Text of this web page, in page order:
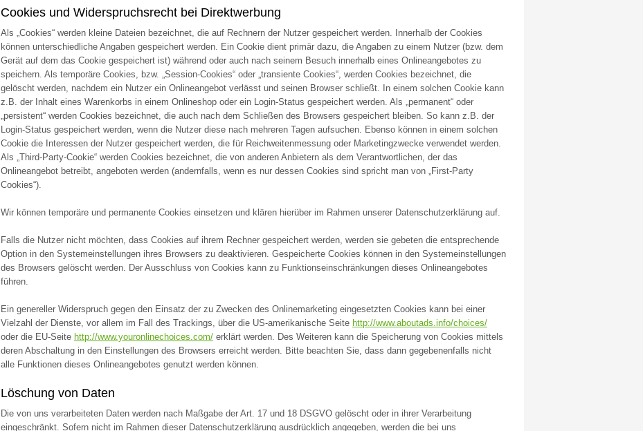
Cookies und Widerspruchsrecht bei Direktwerbung
Als „Cookies“ werden kleine Dateien bezeichnet, die auf Rechnern der Nutzer gespeichert werden. Innerhalb der Cookies
können unterschiedliche Angaben gespeichert werden. Ein Cookie dient primär dazu, die Angaben zu einem Nutzer (bzw. dem
Gerät auf dem das Cookie gespeichert ist) während oder auch nach seinem Besuch innerhalb eines Onlineangebotes zu
speichern. Als temporäre Cookies, bzw. „Session-Cookies“ oder „transiente Cookies“, werden Cookies bezeichnet, die
gelöscht werden, nachdem ein Nutzer ein Onlineangebot verlässt und seinen Browser schließt. In einem solchen Cookie kann
z.B. der Inhalt eines Warenkorbs in einem Onlineshop oder ein Login-Status gespeichert werden. Als „permanent“ oder
„persistent“ werden Cookies bezeichnet, die auch nach dem Schließen des Browsers gespeichert bleiben. So kann z.B. der
Login-Status gespeichert werden, wenn die Nutzer diese nach mehreren Tagen aufsuchen. Ebenso können in einem solchen
Cookie die Interessen der Nutzer gespeichert werden, die für Reichweitenmessung oder Marketingzwecke verwendet werden.
Als „Third-Party-Cookie“ werden Cookies bezeichnet, die von anderen Anbietern als dem Verantwortlichen, der das
Onlineangebot betreibt, angeboten werden (andernfalls, wenn es nur dessen Cookies sind spricht man von „First-Party
Cookies“).
Wir können temporäre und permanente Cookies einsetzen und klären hierüber im Rahmen unserer Datenschutzerklärung auf.
Falls die Nutzer nicht möchten, dass Cookies auf ihrem Rechner gespeichert werden, werden sie gebeten die entsprechende
Option in den Systemeinstellungen ihres Browsers zu deaktivieren. Gespeicherte Cookies können in den Systemeinstellungen
des Browsers gelöscht werden. Der Ausschluss von Cookies kann zu Funktionseinschränkungen dieses Onlineangebotes
führen.
Ein genereller Widerspruch gegen den Einsatz der zu Zwecken des Onlinemarketing eingesetzten Cookies kann bei einer
Vielzahl der Dienste, vor allem im Fall des Trackings, über die US-amerikanische Seite http://www.aboutads.info/choices/
oder die EU-Seite http://www.youronlinechoices.com/ erklärt werden. Des Weiteren kann die Speicherung von Cookies mittels
deren Abschaltung in den Einstellungen des Browsers erreicht werden. Bitte beachten Sie, dass dann gegebenenfalls nicht
alle Funktionen dieses Onlineangebotes genutzt werden können.
Löschung von Daten
Die von uns verarbeiteten Daten werden nach Maßgabe der Art. 17 und 18 DSGVO gelöscht oder in ihrer Verarbeitung
eingeschränkt. Sofern nicht im Rahmen dieser Datenschutzerklärung ausdrücklich angegeben, werden die bei uns